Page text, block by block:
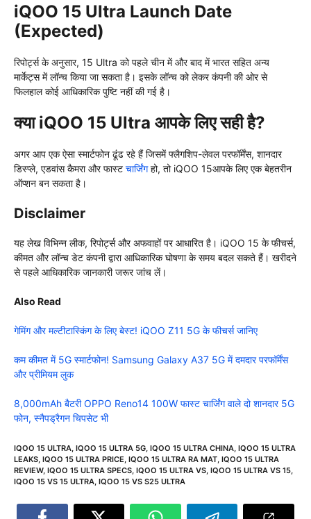
iQOO 15 Ultra Launch Date
(Expected)
रिपोर्ट्स के अनुसार, 15 Ultra को पहले चीन में और बाद में भारत सहित अन्य
मार्केट्स में लॉन्च किया जा सकता है। इसके लॉन्च को लेकर कंपनी की ओर से
फिलहाल कोई आधिकारिक पुष्टि नहीं की गई है।
क्या iQOO 15 Ultra आपके लिए सही है?
अगर आप एक ऐसा स्मार्टफोन ढूंढ रहे हैं जिसमें फ्लैगशिप-लेवल परफॉर्मेंस, शानदार
डिस्प्ले, एडवांस कैमरा और फास्ट चार्जिंगहो, तो iQOO 15आपके लिए एक बेहतरीन
ऑप्शन बन सकता है।
Disclaimer
यह लेख विभिन्न लीक, रिपोर्ट्स और अफवाहों पर आधारित है। iQOO 15 के फीचर्स,
कीमत और लॉन्च डेट कंपनी द्वारा आधिकारिक घोषणा के समय बदल सकते हैं। खरीदने
से पहले आधिकारिक जानकारी जरूर जांच लें।
Also Read
गेमिंग और मल्टीटास्किंग के लिए बेस्ट! iQOO Z11 5G के फीचर्स जानिए
कम कीमत में 5G स्मार्टफोन! Samsung Galaxy A37 5G में दमदार परफॉर्मेंस
और प्रीमियम लुक
8,000mAh बैटरी OPPO Reno14 100W फास्ट चार्जिंग वाले दो शानदार 5G
फोन, स्नैपड्रैगन चिपसेट भी
IQOO 15 ULTRA, IQOO 15 ULTRA 5G, IQOO 15 ULTRA CHINA, IQOO 15 ULTRA
LEAKS, IQOO 15 ULTRA PRICE, IQOO 15 ULTRA RA MAT, IQOO 15 ULTRA
REVIEW, IQOO 15 ULTRA SPECS, IQOO 15 ULTRA VS, IQOO 15 ULTRA VS 15,
IQOO 15 VS 15 ULTRA, IQOO 15 VS S25 ULTRA